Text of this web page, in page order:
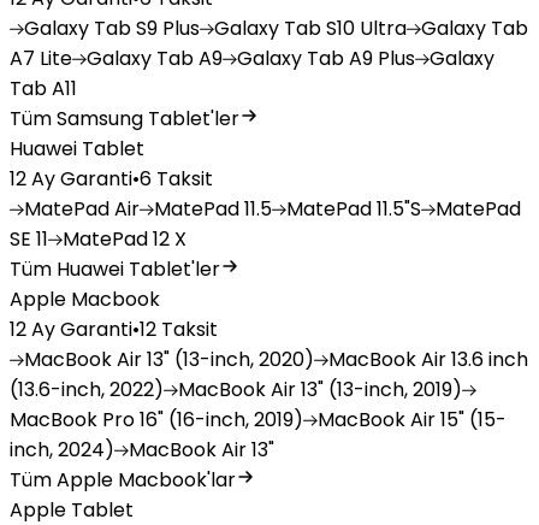
Galaxy Tab S9 Plus Galaxy Tab S10 Ultra Galaxy Tab
A7 Lite Galaxy Tab A9 Galaxy Tab A9 Plus Galaxy
Tab A11
Tüm Samsung Tablet'ler
Huawei Tablet
12 Ay Garanti•6 Taksit
MatePadAir MatePad11.5 MatePad11.5"S
MatePad
SE 11
MatePad12 X
Tüm Huawei Tablet'ler
Apple Macbook
12 Ay Garanti•12 Taksit
MacBookAir 13" (13-inch, 2020) MacBookAir 13.6 inch
(13.6-inch, 2022)
MacBookAir 13" (13-inch, 2019)
MacBook Pro 16" (16-inch, 2019) MacBookAir 15" (15-
inch, 2024)
MacBookAir 13"
Tüm Apple Macbook'lar
Apple Tablet